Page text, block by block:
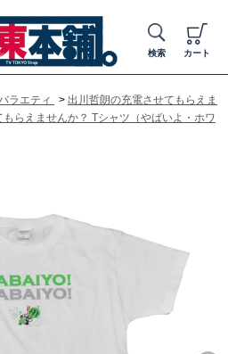
検索 カート
ラエティ > 出川哲朗の充電させてもらえま
らえませんか？ Tシャツ（やばいよ・ホワ